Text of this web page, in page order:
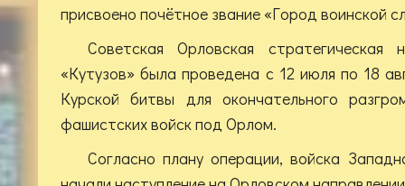
присвоено почётное звание «Город воинской
Советская Орловская стратегическая
«Кутузов» была проведена с 12 июля по 18
Курской битвы для окончательного
фашистских войск под Орлом.
Согласно плану операции, войска